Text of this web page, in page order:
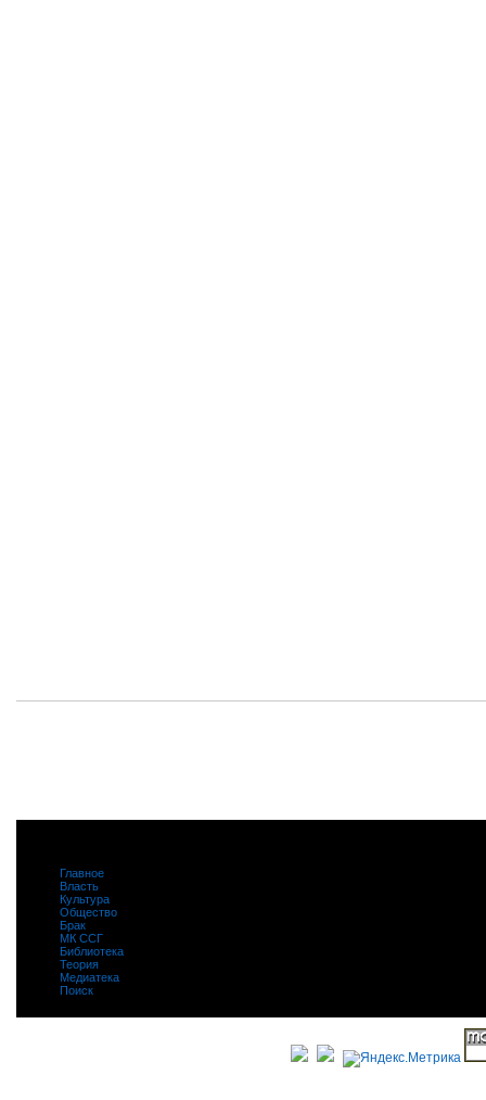
Главное
Власть
Культура
Общество
Брак
МК ССГ
Библиотека
Теория
Медиатека
Поиск